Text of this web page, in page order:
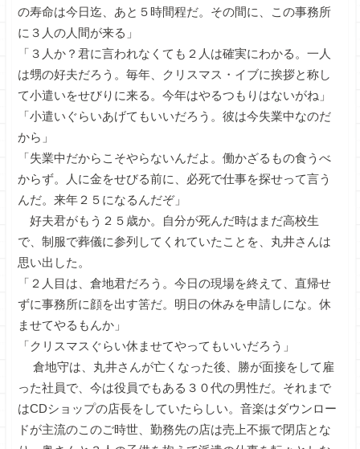
の寿命は今日迄、あと５時間程だ。その間に、この事務所
に３人の人間が来る」
「３人か？君に言われなくても２人は確実にわかる。一人
は甥の好夫だろう。毎年、クリスマス・イブに挨拶と称し
て小遣いをせびりに来る。今年はやるつもりはないがね」
「小遣いぐらいあげてもいいだろう。彼は今失業中なのだ
から」
「失業中だからこそやらないんだよ。働かざるもの食うべ
からず。人に金をせびる前に、必死で仕事を探せって言う
んだ。来年２５になるんだぞ」
好夫君がもう２５歳か。自分が死んだ時はまだ高校生
で、制服で葬儀に参列してくれていたことを、丸井さんは
思い出した。
「２人目は、倉地君だろう。今日の現場を終えて、直帰せ
ずに事務所に顔を出す筈だ。明日の休みを申請しにな。休
ませてやるもんか」
「クリスマスぐらい休ませてやってもいいだろう」
倉地守は、丸井さんが亡くなった後、勝が面接をして雇
った社員で、今は役員でもある３０代の男性だ。それまで
はCDショップの店長をしていたらしい。音楽はダウンロー
ドが主流のこのご時世、勤務先の店は売上不振で閉店とな